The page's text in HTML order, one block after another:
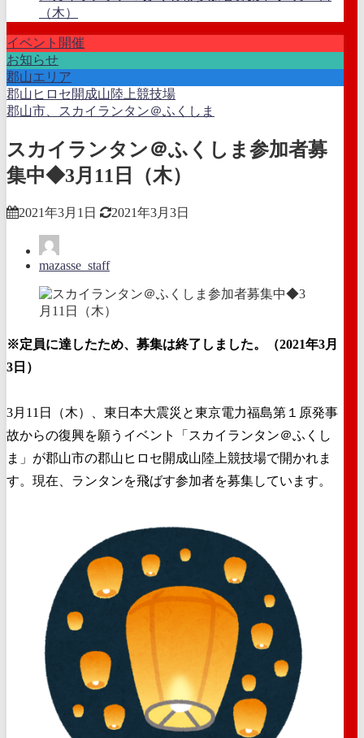
（木）
イベント開催
お知らせ
郡山エリア
郡山ヒロセ開成山陸上競技場
郡山市、スカイランタン＠ふくしま
スカイランタン＠ふくしま参加者募
集中◆3月11日（木）
2021年3月1日 2021年3月3日
mazasse_staff
※定員に達したため、募集は終了しました。（2021年3月
3日）
3月11日（木）、東日本大震災と東京電力福島第１原発事
故からの復興を願うイベント「スカイランタン＠ふくし
ま」が郡山市の郡山ヒロセ開成山陸上競技場で開かれま
す。現在、ランタンを飛ばす参加者を募集しています。